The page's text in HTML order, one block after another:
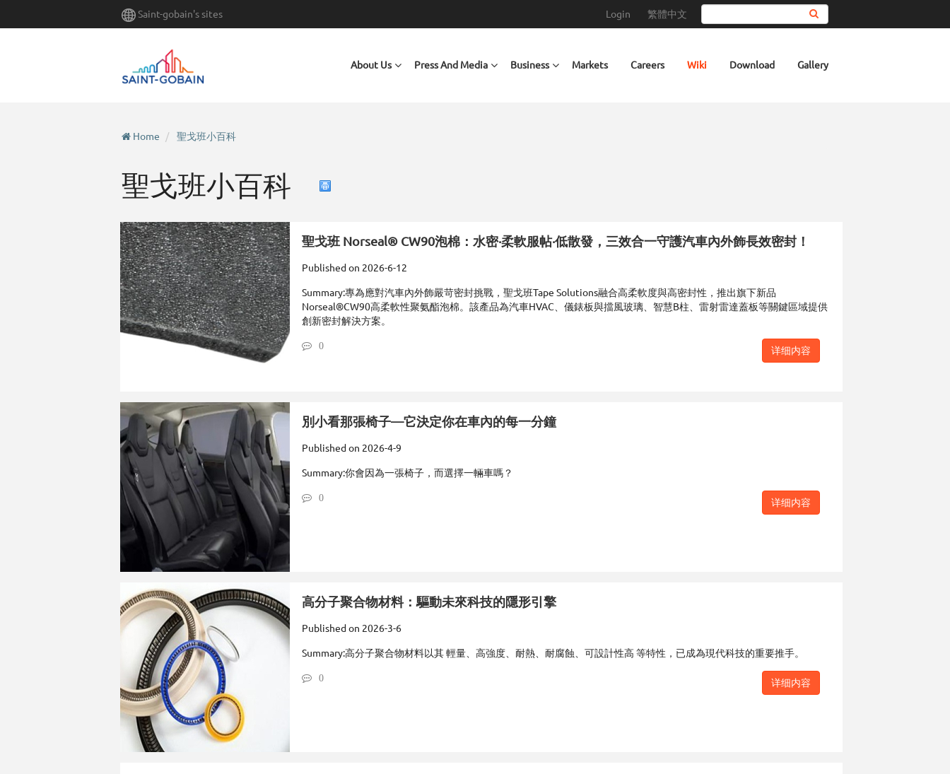
Saint-gobain's sites Login 繁體中文
About Us Press And Media Business Markets Careers Wiki Download Gallery
Home 聖戈班小百科
聖戈班小百科
聖戈班 Norseal® CW90泡棉：水密·柔軟服帖·低散發，三效合一守護汽車內外飾長效密封！
Published on 2026-6-12
Summary:專為應對汽車內外飾嚴苛密封挑戰，聖戈班Tape Solutions融合高柔軟度與高密封性，推出旗下新品
Norseal®CW90高柔軟性聚氨酯泡棉。該產品為汽車HVAC、儀錶板與擋風玻璃、智慧B柱、雷射雷達蓋板等關鍵區域提供
創新密封解決方案。
0 详细内容
別小看那張椅子—它決定你在車內的每一分鐘
Published on 2026-4-9
Summary:你會因為一張椅子，而選擇一輛車嗎？
0 详细内容
高分子聚合物材料：驅動未來科技的隱形引擎
Published on 2026-3-6
Summary:高分子聚合物材料以其 輕量、高強度、耐熱、耐腐蝕、可設計性高 等特性，已成為現代科技的重要推手。
0 详细内容